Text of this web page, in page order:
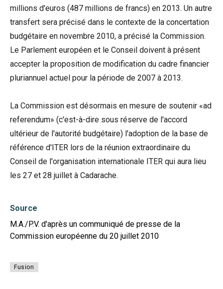
millions d'euros (487 millions de francs) en 2013. Un autre
transfert sera précisé dans le contexte de la concertation
budgétaire en novembre 2010, a précisé la Commission.
Le Parlement européen et le Conseil doivent à présent
accepter la proposition de modification du cadre financier
pluriannuel actuel pour la période de 2007 à 2013.
La Commission est désormais en mesure de soutenir «ad
referendum» (c'est-à-dire sous réserve de l'accord
ultérieur de l'autorité budgétaire) l'adoption de la base de
référence d'ITER lors de la réunion extraordinaire du
Conseil de l'organisation internationale ITER qui aura lieu
les 27 et 28 juillet à Cadarache.
Source
M.A./P.V. d'après un communiqué de presse de la
Commission européenne du 20 juillet 2010
Fusion